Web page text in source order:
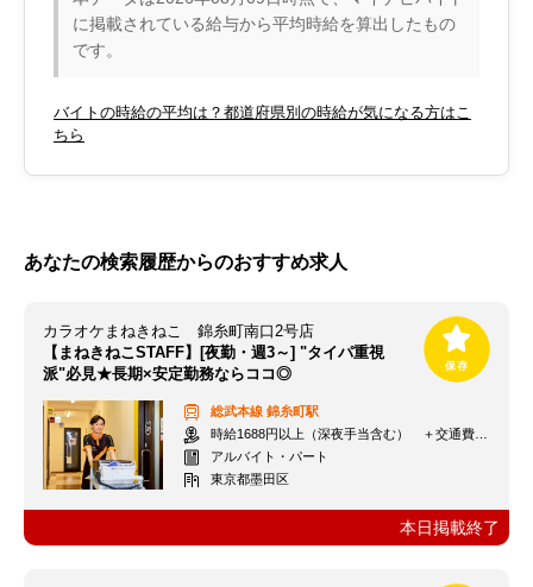
に掲載されている給与から平均時給を算出したもの
です。
バイトの時給の平均は？都道府県別の時給が気になる方はこ
ちら
あなたの検索履歴からのおすすめ求人
カラオケまねきねこ 錦糸町南口2号店
【まねきねこSTAFF】[夜勤・週3～] "タイパ重視
派"必見★長期×安定勤務ならココ◎
総武本線 錦糸町駅
時給1688円以上（深夜手当含む） ＋交通費支給
アルバイト・パート
東京都墨田区
本日掲載終了